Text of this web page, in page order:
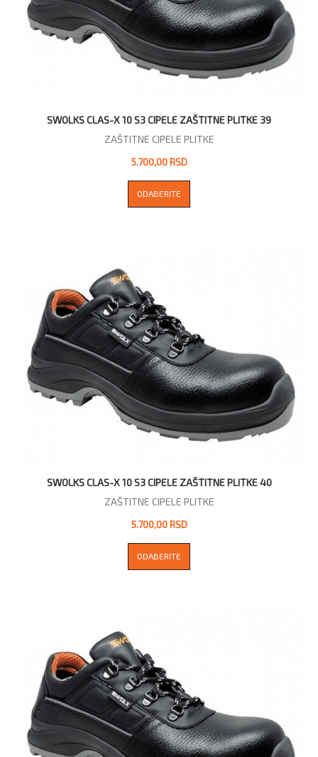
SWOLKS CLAS-X 10 S3 CIPELE ZAŠTITNE PLITKE 39
ZAŠTITNE CIPELE PLITKE
5.700,00 RSD
ODABERITE
SWOLKS CLAS-X 10 S3 CIPELE ZAŠTITNE PLITKE 40
ZAŠTITNE CIPELE PLITKE
5.700,00 RSD
ODABERITE